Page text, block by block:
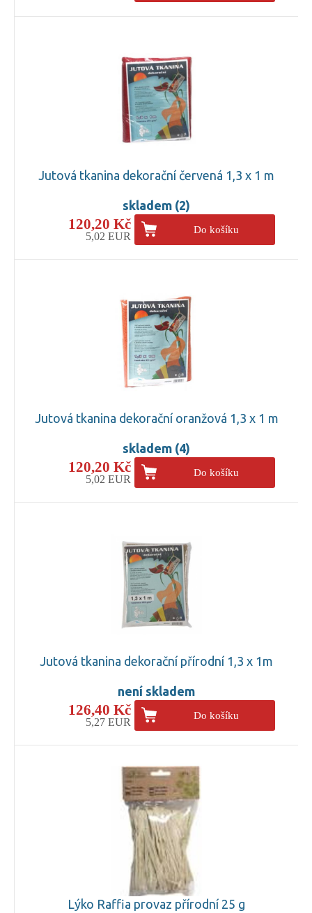
Jutová tkanina dekorační červená 1,3 x 1 m
skladem (2)
120,20 Kč
5,02 EUR
Do košíku
Jutová tkanina dekorační oranžová 1,3 x 1 m
skladem (4)
120,20 Kč
5,02 EUR
Do košíku
Jutová tkanina dekorační přírodní 1,3 x 1m
není skladem
126,40 Kč
5,27 EUR
Do košíku
Lýko Raffia provaz přírodní 25 g